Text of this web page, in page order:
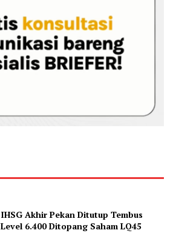
IHSG Akhir Pekan Ditutup Tembus
Level 6.400 Ditopang Saham LQ45